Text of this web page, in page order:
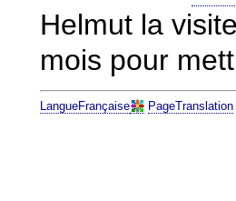
Helmut la
mois pour
LangueFrançaise PageTranslation